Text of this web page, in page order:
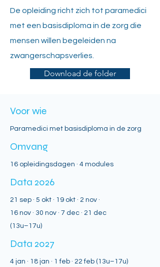
De opleiding richt zich tot paramedici
met een basisdiploma in de zorg die
mensen willen begeleiden na
zwangerschapsverlies.
Download de folder
Voor wie
Paramedici met basisdiploma in de zorg
Omvang
16 opleidingsdagen · 4 modules
Data 2026
21 sep · 5 okt · 19 okt · 2 nov ·
16 nov · 30 nov · 7 dec · 21 dec
(13u–17u)
Data 2027
4 jan · 18 jan · 1 feb · 22 feb (13u–17u)